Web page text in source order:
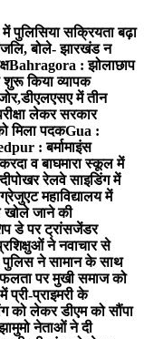
पुलिसिया सक्रियता बढ़ा
बोले- झारखंड न
Bahragora : झोलाछाप
किया व्यापक
में तीन
लेकर सरकार
मिला पदकGua :
: बर्मामाइंस
व बाघमारा स्कूल में
रेलवे साइडिंग में
महाविद्यालय में
खोले जाने की
डे पर ट्रांसजेंडर
ने नवाचार से
पुलिस ने सामान के साथ
पर मुखी समाज को
प्री-प्राइमरी के
को लेकर डीएम को सौंपा
नेताओं ने दी